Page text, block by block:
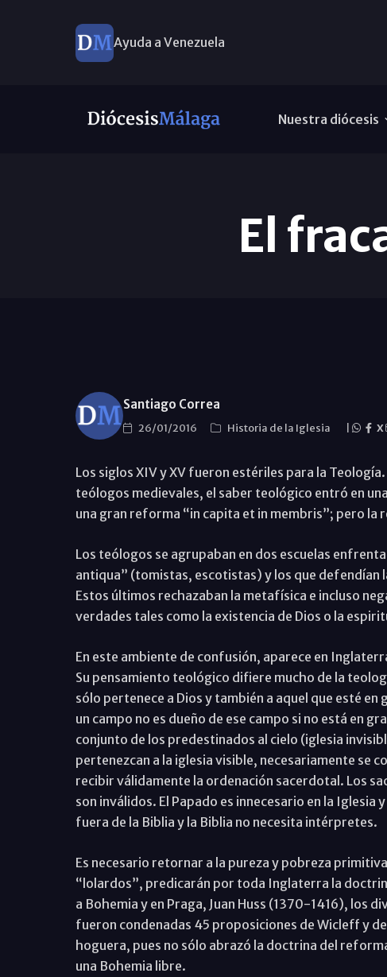
Ayuda a Venezuela
Nuestra diócesis
El
Santiago Correa
26/01/2016 Historia de la Iglesia X
Los siglos XIV y XV fueron estériles para la
teólogos medievales, el saber teológico entró en
una gran reforma “in capita et in membris”; pero la
Los teólogos se agrupaban en dos escuelas
antiqua” (tomistas, escotistas) y los que defendían
Estos últimos rechazaban la metafísica e incluso
verdades tales como la existencia de Dios o la
En este ambiente de confusión, aparece en
Su pensamiento teológico difiere mucho de la
sólo pertenece a Dios y también a aquel que esté
un campo no es dueño de ese campo si no está en
conjunto de los predestinados al cielo (iglesia
pertenezcan a la iglesia visible, necesariamente se
recibir válidamente la ordenación sacerdotal. Los
son inválidos. El Papado es innecesario en la
fuera de la Biblia y la Biblia no necesita intérpretes.
Es necesario retornar a la pureza y pobreza
“lolardos”, predicarán por toda Inglaterra la
a Bohemia y en Praga, Juan Huss (1370-1416), los
fueron condenadas 45 proposiciones de Wicleff y
hoguera, pues no sólo abrazó la doctrina del
una Bohemia libre.